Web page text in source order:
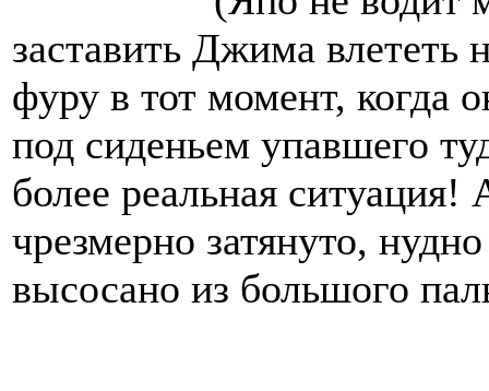
заставить Джима
фуру в тот момент, когда
под сиденьем упавшего
более реальная
чрезмерно затянуто,
высосано из большого